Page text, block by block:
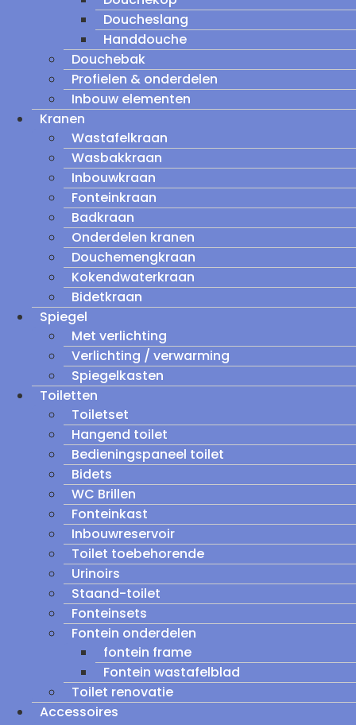
Doucheslang
Handdouche
Douchebak
Profielen & onderdelen
Inbouw elementen
Kranen
Wastafelkraan
Wasbakkraan
Inbouwkraan
Fonteinkraan
Badkraan
Onderdelen kranen
Douchemengkraan
Kokendwaterkraan
Bidetkraan
Spiegel
Met verlichting
Verlichting / verwarming
Spiegelkasten
Toiletten
Toiletset
Hangend toilet
Bedieningspaneel toilet
Bidets
WC Brillen
Fonteinkast
Inbouwreservoir
Toilet toebehorende
Urinoirs
Staand-toilet
Fonteinsets
Fontein onderdelen
fontein frame
Fontein wastafelblad
Toilet renovatie
Accessoires